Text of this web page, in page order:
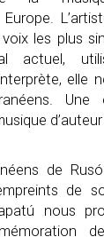
voix les plus
actuel,
elle
Une
de
de
nous